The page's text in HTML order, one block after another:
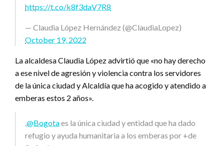
https://t.co/k8f3daV7R8
— Claudia López Hernández (@ClaudiaLopez)
October 19, 2022
La alcaldesa Claudia López advirtió que «no hay derecho
a ese nivel de agresión y violencia contra los servidores
de la única ciudad y Alcaldía que ha acogido y atendido a
emberas estos 2 años».
.@Bogotaes la única ciudad y entidad que ha dado
refugio y ayuda humanitaria a los emberas por +de